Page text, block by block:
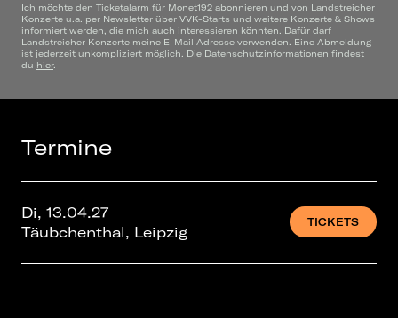
Ich möchte den Ticketalarm für Monet192 abonnieren und von Landstreicher
Konzerte u.a. per Newsletter über VVK-Starts und weitere Konzerte & Shows
informiert werden, die mich auch interessieren könnten. Dafür darf
Landstreicher Konzerte meine E-Mail Adresse verwenden. Eine Abmeldung
ist jederzeit unkompliziert möglich. Die Datenschutzinformationen findest
du hier.
Termine
Di, 13.04.27
Täubchenthal, Leipzig
TICKETS